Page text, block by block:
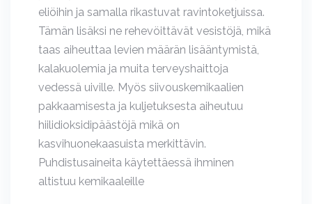
eliöihin ja samalla rikastuvat ravintoketjuissa.
Tämän lisäksi ne rehevöittävät vesistöjä, mikä
taas aiheuttaa levien määrän lisääntymistä,
kalakuolemia ja muita terveyshaittoja
vedessä uiville. Myös siivouskemikaalien
pakkaamisesta ja kuljetuksesta aiheutuu
hiilidioksidipäästöjä mikä on
kasvihuonekaasuista merkittävin.
Puhdistusaineita käytettäessä ihminen
altistuu kemikaaleille